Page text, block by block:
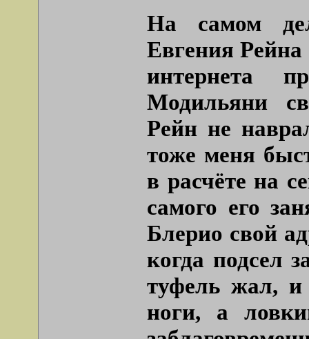
На самом
Евгения
интернета
Модильяни
Рейн не
тоже меня
в расчёте на
самого его
Блерио свой
когда подсел
туфель жал, и
ноги, а